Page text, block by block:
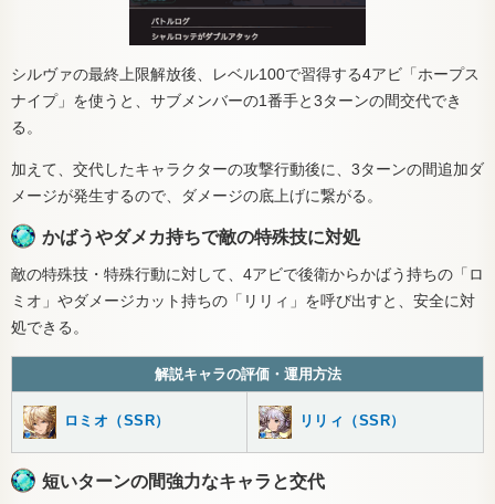
シルヴァの最終上限解放後、レベル100で習得する4アビ「ホープス
ナイプ」を使うと、サブメンバーの1番手と3ターンの間交代でき
る。
加えて、交代したキャラクターの攻撃行動後に、3ターンの間追加ダ
メージが発生するので、ダメージの底上げに繋がる。
かばうやダメカ持ちで敵の特殊技に対処
敵の特殊技・特殊行動に対して、4アビで後衛からかばう持ちの「ロ
ミオ」やダメージカット持ちの「リリィ」を呼び出すと、安全に対
処できる。
解説キャラの評価・運用方法
ロミオ（SSR） リリィ（SSR）
短いターンの間強力なキャラと交代